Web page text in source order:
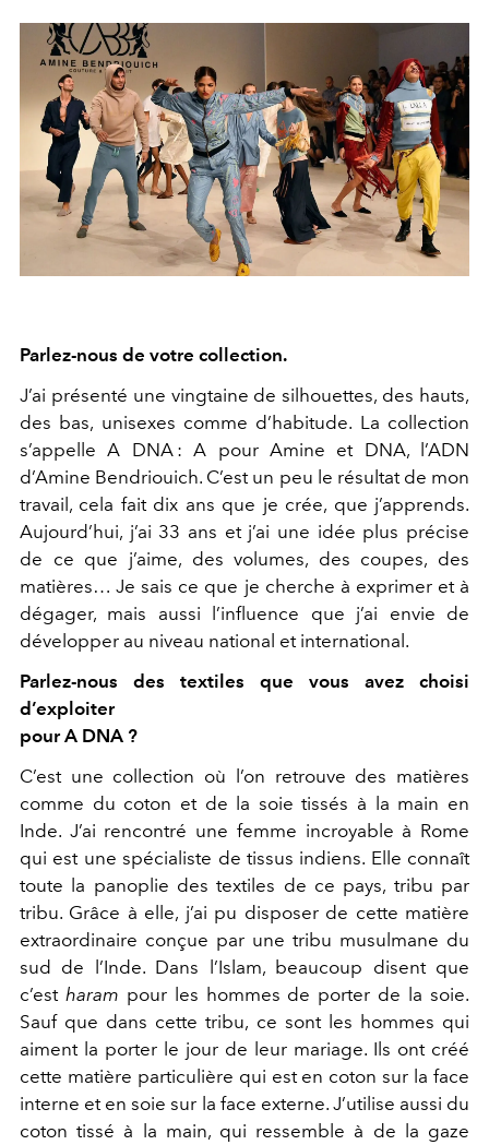
Parlez-nous de votre collection.
J’ai présenté une vingtaine de silhouettes, des hauts,
des bas, unisexes comme d’habitude. La collection
s’appelle A DNA : A pour Amine et DNA, l’ADN
d’Amine Bendriouich. C’est un peu le résultat de mon
travail, cela fait dix ans que je crée, que j’apprends.
Aujourd’hui, j’ai 33 ans et j’ai une idée plus précise
de ce que j’aime, des volumes, des coupes, des
matières… Je sais ce que je cherche à exprimer et à
dégager, mais aussi l’influence que j’ai envie de
développer au niveau national et international.
Parlez-nous des textiles que vous avez choisi
d’exploiter
pour A DNA ?
C’est une collection où l’on retrouve des matières
comme du coton et de la soie tissés à la main en
Inde. J’ai rencontré une femme incroyable à Rome
qui est une spécialiste de tissus indiens. Elle connaît
toute la panoplie des textiles de ce pays, tribu par
tribu. Grâce à elle, j’ai pu disposer de cette matière
extraordinaire conçue par une tribu musulmane du
sud de l’Inde. Dans l’Islam, beaucoup disent que
c’est haram pour les hommes de porter de la soie.
Sauf que dans cette tribu, ce sont les hommes qui
aiment la porter le jour de leur mariage. Ils ont créé
cette matière particulière qui est en coton sur la face
interne et en soie sur la face externe. J’utilise aussi du
coton tissé à la main, qui ressemble à de la gaze